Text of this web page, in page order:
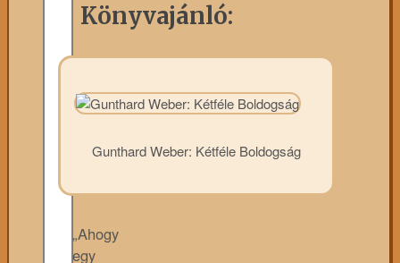
Könyvajánló:
Gunthard Weber: Kétféle Boldogság
„Ahogy
egy